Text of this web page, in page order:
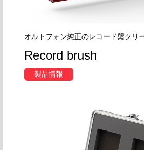
オルトフォン純正のレコード盤クリ
Record brush
製品情報